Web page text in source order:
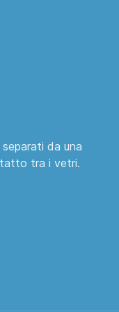
da una
tra i vetri.